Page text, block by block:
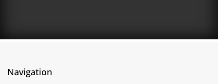
Navigation